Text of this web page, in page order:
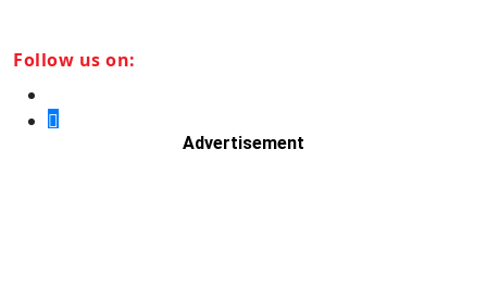
Follow us on:
Advertisement